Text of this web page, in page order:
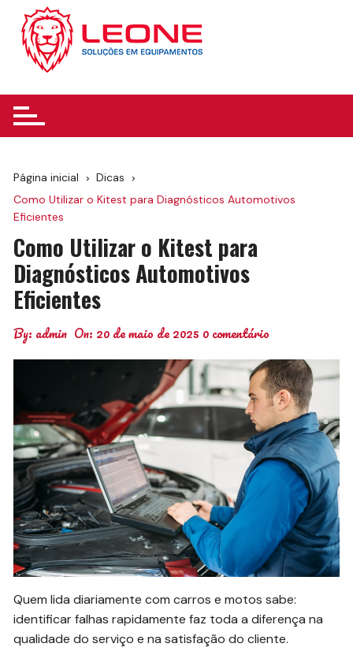
para
conteúdo
Página inicial
Dicas
Como Utilizar o Kitest para Diagnósticos Automotivos
Eficientes
Como Utilizar o Kitest para
Diagnósticos Automotivos
Eficientes
By: admin On: 20 de maio de 2025 0 comentário
Quem lida diariamente com carros e motos sabe:
identificar falhas rapidamente faz toda a diferença na
qualidade do serviço e na satisfação do cliente.